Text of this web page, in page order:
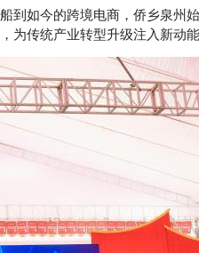
如今的跨境电商，侨乡泉州
为传统产业转型升级注入新动能